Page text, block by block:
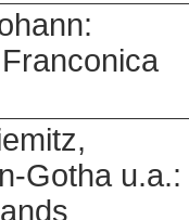
Gotha u.a.: